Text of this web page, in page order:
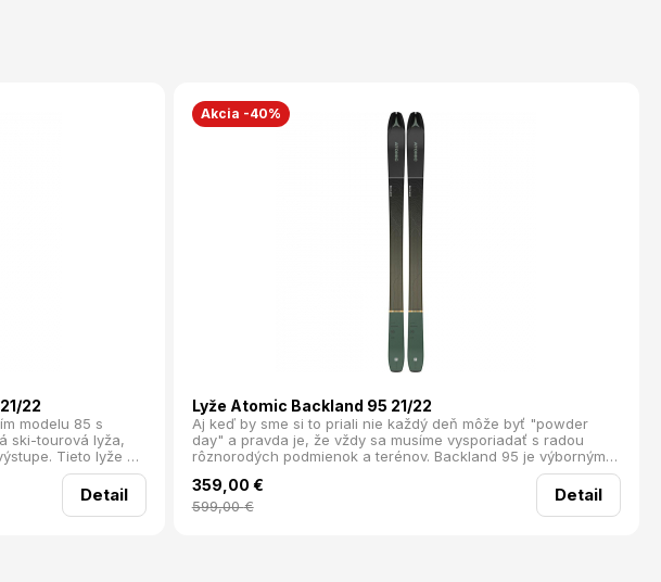
22
modelu 85 s
ski-tourová lyža,
Tieto lyže sú
ľahké a
Rockerom
Séria Backland
vďaka ultraľahkému
Detail
Akcia -40%
Lyže Atomic Backland 95 21/22
Aj keď by sme si to priali nie každý deň môže byť "powder
day" a pravda je, že vždy sa musíme vysporiadať s radou
rôznorodých podmienok a terénov. Backland 95 je výborným
mixom medzi freeridovou a touringovou lyžou, pripravený na
prašan, kôru ale aj na tvrdý podklad. Karbónová konštrukcia a
ultra ľahké drevené jadro robí z výstupu pohodičku a z
lyžovania zážitok. Tento model taktiež disponuje technológiou
359,00 €
599,00€
Detail